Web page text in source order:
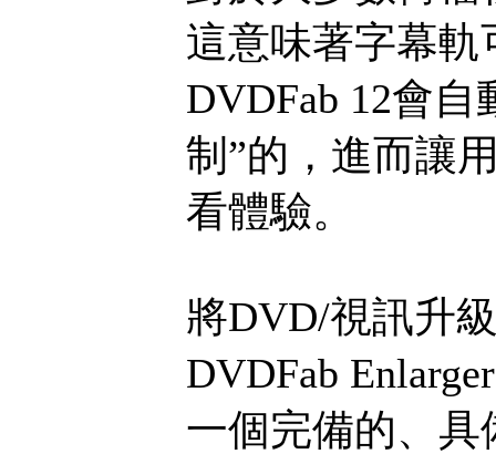
這意味著字幕
DVDFab 12會
制”的，進而讓
看體驗。
將DVD/視訊升
DVDFab
一個完備的、